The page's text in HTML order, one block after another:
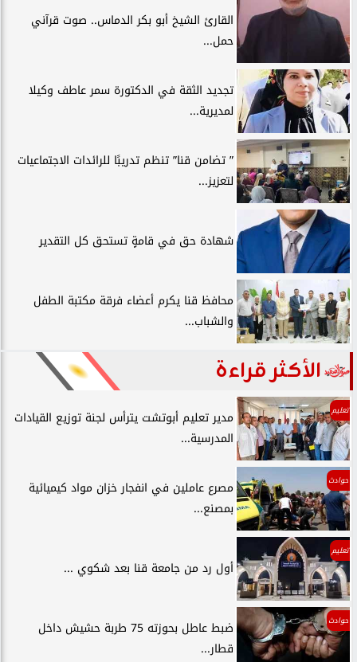
القارئ الشيخ أبو بكر الدماس.. صوت قرآني
حمل...
تجديد الثقة في الدكتورة سمر عاطف وكيلا
لمديرية...
” تضامن قنا” تنظم تدريبًا للرائدات الاجتماعيات
لتعزيز...
شهادة حق في قامةٍ تستحق كل التقدير
محافظ قنا يكرم أعضاء فرقة مكتبة الطفل
والشباب...
الأكثر قراءة
تعليم
مدير تعليم أبوتشت يترأس لجنة توزيع القيادات
المدرسية...
حوادث
مصرع عاملين في انفجار خزان مواد كيميائية
بمصنع...
تعليم
أول رد من جامعة قنا بعد شكوي ...
حوادث
ضبط عاطل بحوزته 75 طربة حشيش داخل
قطار...